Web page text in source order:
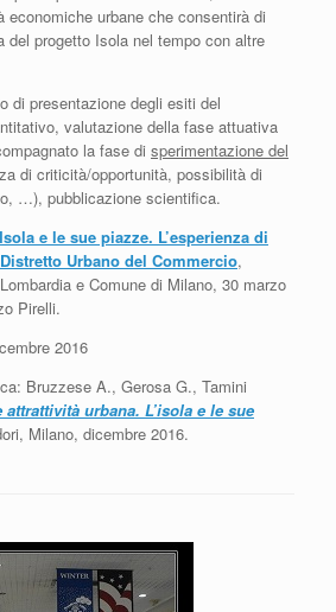
economiche urbane che consentirà di
del progetto Isola nel tempo con altre
di presentazione degli esiti del
valutazione della fase attuativa
la fase di sperimentazione del
di criticità/opportunità, possibilità di
…), pubblicazione scientifica.
e le sue piazze. L’esperienza di
Urbano del Commercio,
e Comune di Milano, 30 marzo
Pirelli.
2016
Bruzzese A., Gerosa G., Tamini
urbana. L’isola e le sue
Milano, dicembre 2016.